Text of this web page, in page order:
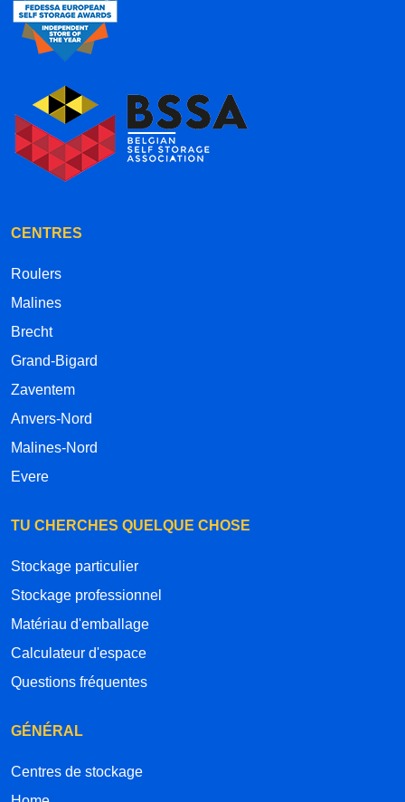
CENTRES
Roulers
Malines
Brecht
Grand-Bigard
Zaventem
Anvers-Nord
Malines-Nord
Evere
TU CHERCHES QUELQUE CHOSE
Stockage particulier
Stockage professionnel
Matériau d'emballage
Calculateur d'espace
Questions fréquentes
GÉNÉRAL
Centres de stockage